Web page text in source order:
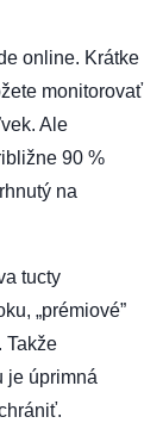
online. Krátke
monitorovať
Ale
90 %
na
tucty
„prémiové”
Takže
je úprimná